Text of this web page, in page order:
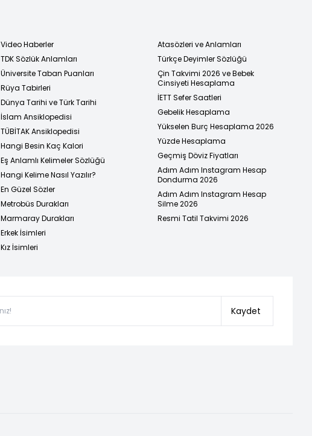
Video Haberler
TDK Sözlük Anlamları
Üniversite Taban Puanları
Rüya Tabirleri
Dünya Tarihi ve Türk Tarihi
İslam Ansiklopedisi
TÜBİTAK Ansiklopedisi
Hangi Besin Kaç Kalori
Eş Anlamlı Kelimeler Sözlüğü
Hangi Kelime Nasıl Yazılır?
En Güzel Sözler
Metrobüs Durakları
Marmaray Durakları
Erkek İsimleri
Kız İsimleri
Atasözleri ve Anlamları
Türkçe Deyimler Sözlüğü
Çin Takvimi 2026 ve Bebek
Cinsiyeti Hesaplama
İETT Sefer Saatleri
Gebelik Hesaplama
Yükselen Burç Hesaplama 2026
Yüzde Hesaplama
Geçmiş Döviz Fiyatları
Adım Adım Instagram Hesap
Dondurma 2026
Adım Adım Instagram Hesap
Silme 2026
Resmi Tatil Takvimi 2026
Kaydet